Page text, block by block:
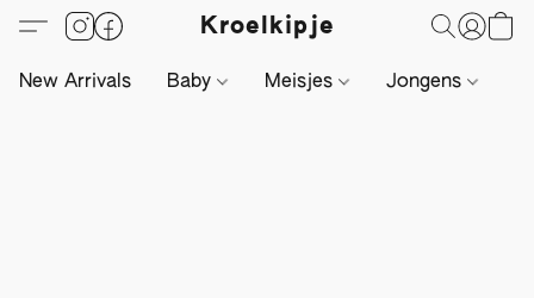
Kroelkipje
New Arrivals Baby Meisjes Jongens